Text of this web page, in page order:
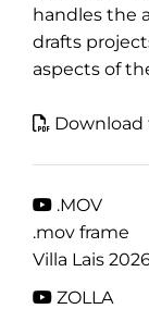
handles the
drafts
aspects of
.MOV
.mov frame
Villa Lais
ZOLLA